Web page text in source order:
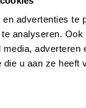
advertenties
analyseren.
u aan ze